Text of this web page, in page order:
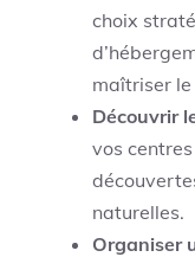
choix
maîtriser
Découvrir
vos
naturelles.
Organiser